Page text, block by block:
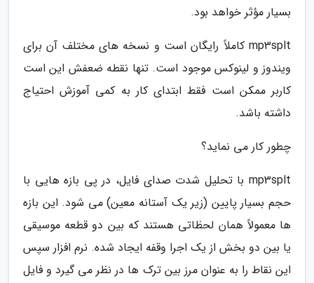
بسیار مؤثر خواهد بود.
mp3splt کاملاً رایگان است و نسخه های مختلف آن برای
ویندوز و لینوکس موجود است. تنها نقطه ضعفش این است
کاربر ممکن است فقط ابتدای کار به کمی آموزش احتیاج
داشته باشد.
چطور کار می نماید؟
mp3splt با تحلیل شدت صدای فایل، در پی بازه هایی با
حجم بسیار پایین (زیر یک آستانه معین) می شود. این بازه
ها معمولاً همان لحظاتی هستند که بین دو قطعه موسیقی
یا بین دو بخش از یک اجرا وقفه ایجاد شده. نرم افزار سپس
این نقاط را به عنوان مرز بین ترک ها در نظر می گیرد و فایل